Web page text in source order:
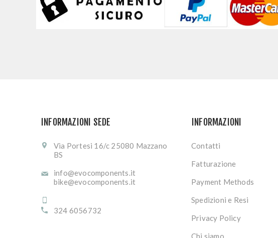
INFORMAZIONI SEDE
Via Portesi 16/c 25080 Mazzano
BS
info@evocomponents.it
bike@evocomponents.it
324 6056732
INFORMAZIONI
Contatti
Fatturazione
Payment Methods
Spedizioni e Resi
Privacy Policy
Chi siamo